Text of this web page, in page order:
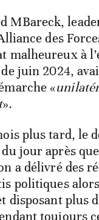
MBareck,
des
malheureux à
juin 2024,
«
».
plus tard, le
jour après que
a délivré des
politiques
disposant plus
toujours